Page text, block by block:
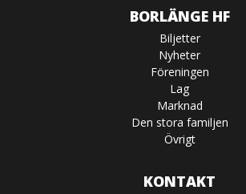
BORLÄNGE HF
Biljetter
Nyheter
Föreningen
Lag
Marknad
Den stora familjen
Övrigt
KONTAKT